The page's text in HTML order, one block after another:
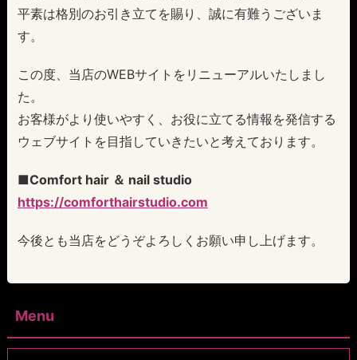
平素は格別のお引き立てを賜り、誠に有難うございま
す。
この度、当店のWEBサイトをリニューアルいたしまし
た。
お客様がより使いやすく、お役に立てる情報を発信する
ウェブサイトを目指していきたいと考えております。
■Comfort hair ＆ nail studio
https://comforthairstudio.com
今後とも当店をどうぞよろしくお願い申し上げます。
Menu